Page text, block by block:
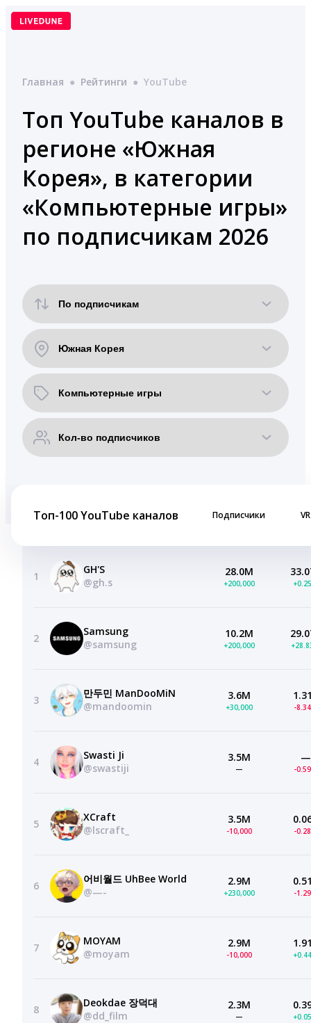
Перейти
Главная ● Рейтинги ● YouTube
Топ YouTube каналов в
регионе «Южная
Корея», в категории
«Компьютерные игры»
по подписчикам 2026
Топ-100 YouTube каналов Подписчики VR
1
GH'S
@gh.s
28.0M
+200,000
2
Samsung
@samsung
10.2M
+200,000
3
만두민 ManDooMiN
@mandoomin
3.6M
+30,000 -
4
Swasti Ji
@swastiji
3.5M
—
—
-
5
XCraft
@lscraft_
3.5M
-10,000 -
6
어비월드 UhBee World
@—-
2.9M
+230,000 -
7
MOYAM
@moyam
2.9M
-10,000
8
Deokdae 장덕대
@dd_film
2.3M
—